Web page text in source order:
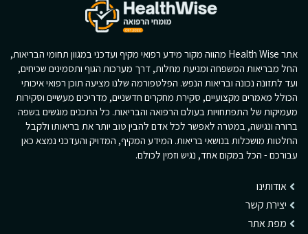
אתר Health Wise מהווה מקור מידע רפואי מקיף ועדכני במגוון תחומי הבריאות,
החל מבריאות המשפחה ומניעת מחלות, דרך מערכות הגוף ותסמינים שכיחים,
ועד לתזונה נכונה ובריאות הנפש. הפלטפורמה שלנו מציעה תוכן רפואי איכותי
הכולל מאמרים מקצועיים, סקירת מחקרים חדשניים, מדריכים מעשיים וסקירות
מעמיקות של התפתחויות בעולם הרפואה והבריאות. כל התכנים מוגשים בשפה
ברורה ונגישה, במטרה לאפשר לכל אדם להבין טוב יותר את בריאותו ולקבל
החלטות מושכלות בנושאי בריאות. המידע המקיף, המדויק והעדכני נמצא כאן
עבורכם - הכל במקום אחד, נגיש וזמין לכולם.
אודותינו
יצירת קשר
מפת אתר